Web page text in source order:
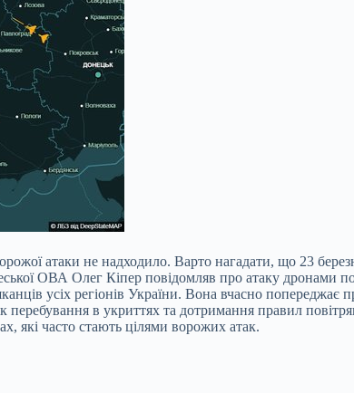
атаки не надходило. Варто нагадати, що 23
ОВА Олег Кіпер повідомляв про атаку дронами
усіх регіонів України. Вона вчасно попереджає
перебування в укриттях та дотримання правил
які часто стають цілями ворожих атак.